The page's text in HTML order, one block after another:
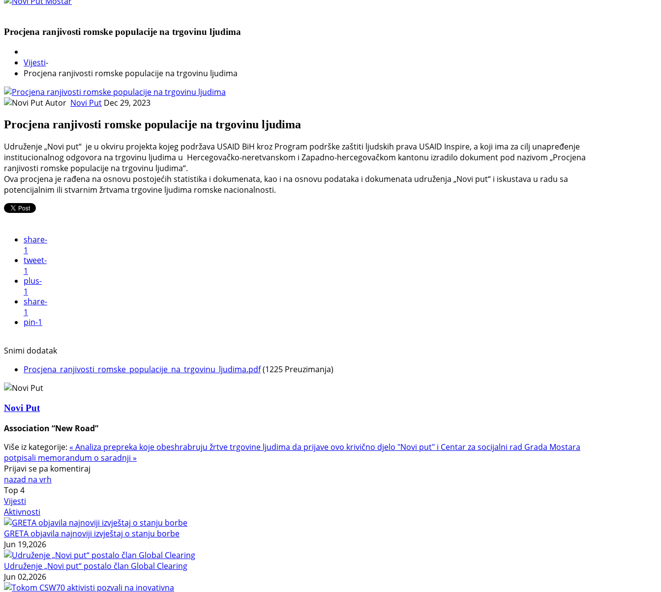
Procjena ranjivosti romske populacije na trgovinu ljudima
Vijesti-
Procjena ranjivosti romske populacije na trgovinu ljudima
Autor Novi Put Dec 29, 2023
Procjena ranjivosti romske populacije na trgovinu ljudima
Udruženje „Novi put“ je u okviru projekta kojeg podržava USAID BiH kroz Program podrške zaštiti ljudskih prava USAID Inspire, a koji ima za cilj unapređenje
institucionalnog odgovora na trgovinu ljudima u Hercegovačko-neretvanskom i Zapadno-hercegovačkom kantonu izradilo dokument pod nazivom „Procjena
ranjivosti romske populacije na trgovinu ljudima“.
Ova procjena je rađena na osnovu postojećih statistika i dokumenata, kao i na osnovu podataka i dokumenata udruženja „Novi put“ i iskustava u radu sa
potencijalnim ili stvarnim žrtvama trgovine ljudima romske nacionalnosti.
share-
1
tweet-
1
plus-
1
share-
1
pin-1
Snimi dodatak
Procjena_ranjivosti_romske_populacije_na_trgovinu_ljudima.pdf(1225 Preuzimanja)
Novi Put
Association “New Road”
Više iz kategorije: « Analiza prepreka koje obeshrabruju žrtve trgovine ljudima da prijave ovo krivično djelo "Novi put" i Centar za socijalni rad Grada Mostara
potpisali memorandum o saradnji »
Prijavi se pa komentiraj
nazad na vrh
Top 4
Vijesti
Aktivnosti
GRETA objavila najnoviji izvještaj o stanju borbe
Jun 19,2026
Udruženje „Novi put“ postalo član Global Clearing
Jun 02,2026